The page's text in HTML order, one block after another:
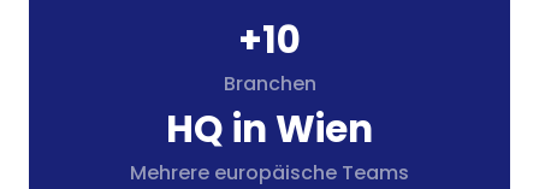
+10
Branchen
HQ in Wien
Mehrere europäische Teams